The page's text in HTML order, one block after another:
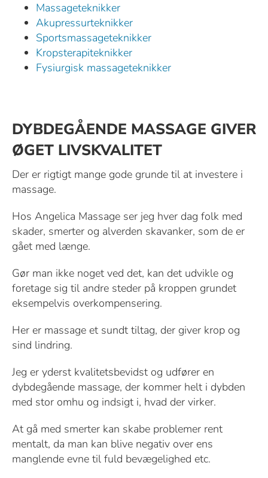
Massageteknikker
Akupressurteknikker
Sportsmassageteknikker
Kropsterapiteknikker
Fysiurgisk massageteknikker
DYBDEGÅENDE MASSAGE GIVER
ØGET LIVSKVALITET
Der er rigtigt mange gode grunde til at investere i
massage.
Hos Angelica Massage ser jeg hver dag folk med
skader, smerter og alverden skavanker, som de er
gået med længe.
Gør man ikke noget ved det, kan det udvikle og
foretage sig til andre steder på kroppen grundet
eksempelvis overkompensering.
Her er massage et sundt tiltag, der giver krop og
sind lindring.
Jeg er yderst kvalitetsbevidst og udfører en
dybdegående massage, der kommer helt i dybden
med stor omhu og indsigt i, hvad der virker.
At gå med smerter kan skabe problemer rent
mentalt, da man kan blive negativ over ens
manglende evne til fuld bevægelighed etc.